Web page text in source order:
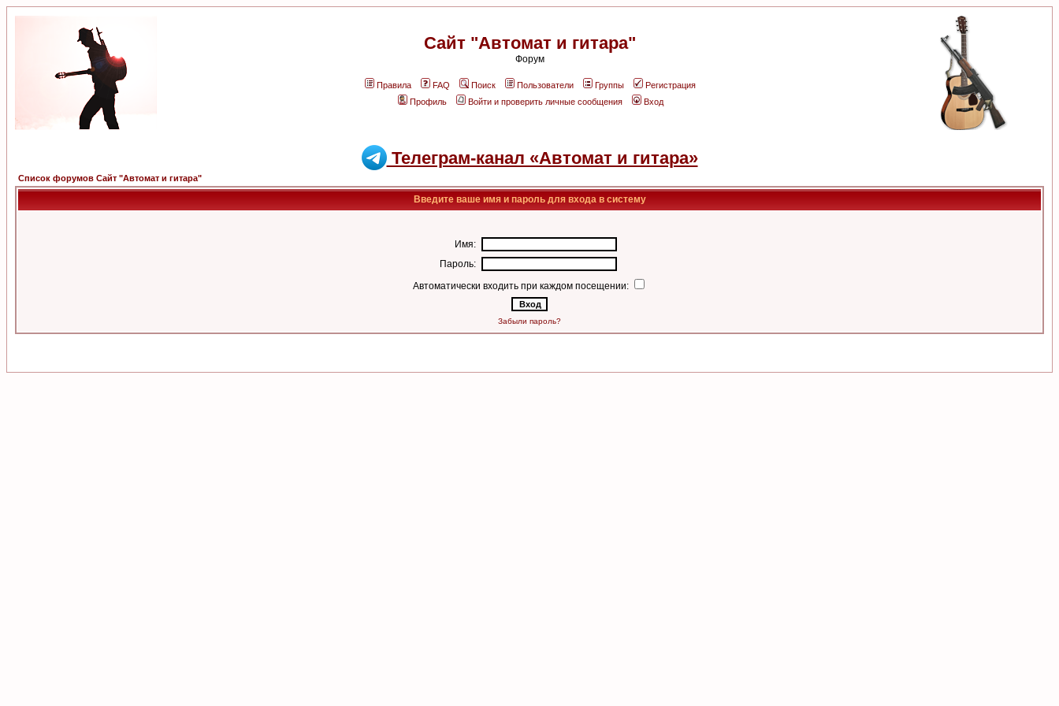
Сайт "Автомат и гитара"
Форум
Правила FAQ Поиск Пользователи Группы
Регистрация
Профиль
Войти и проверить личные сообщения Вход
Телеграм-канал «Автомат и гитара»
Список форумов Сайт "Автомат и гитара"
Введите ваше имя и пароль для входа в систему
Имя:
Пароль:
Автоматически входить при каждом посещении:
Забыли пароль?